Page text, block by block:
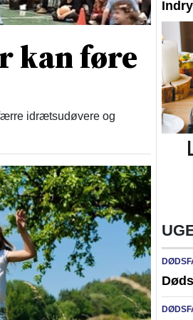
kan føre
idrætsudøvere og